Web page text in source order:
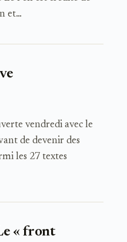
et…
vendredi avec le
de devenir des
les 27 textes
« front